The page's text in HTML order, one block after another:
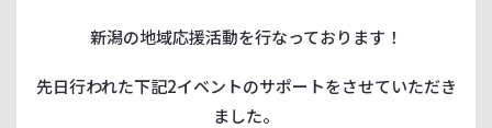
新潟の地域応援活動を行なっております！
先日行われた下記2イベントのサポートをさせていただき
ました。